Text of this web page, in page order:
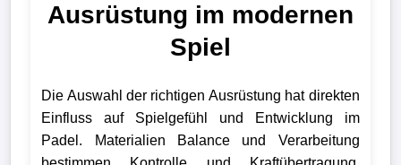
Ausrüstung im modernen
Spiel
Die Auswahl der richtigen Ausrüstung hat direkten
Einfluss auf Spielgefühl und Entwicklung im
Padel. Materialien Balance und Verarbeitung